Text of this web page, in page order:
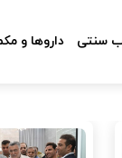
سنتی داروها و